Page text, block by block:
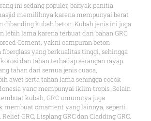
ini sedang populer, banyak panitia
memilihnya karena mempunyai berat
dibanding kubah beton. Kubah jenis ini juga
lebih lama karena terbuat dari bahan GRC
Cement, yakni campuran beton
fiberglass yang berkualitas tinggi, sehingga
dan tahan terhadap serangan rayap.
tahan dari semua jenis cuaca,
awet serta tahan lama sehingga cocok
yang mempunyai iklim tropis. Selain
kubah, GRC umumnya juga
membuat ornament yang lainnya, seperti
GRC, Lisplang GRC dan Cladding GRC.